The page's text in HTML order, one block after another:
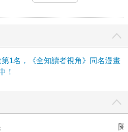
1名，《全知讀者視角》同名漫畫
！
閱